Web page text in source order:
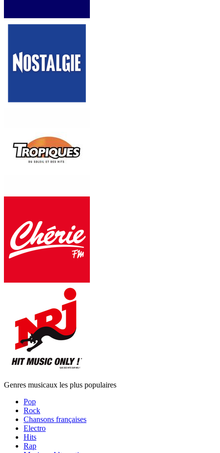
Genres musicaux les plus populaires
Pop
Rock
Chansons françaises
Electro
Hits
Rap